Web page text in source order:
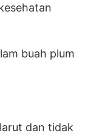
buah plum
dan tidak